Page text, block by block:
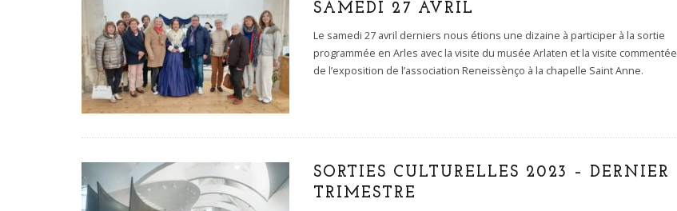
SAMEDI 27 AVRIL
Le samedi 27 avril derniers nous étions une dizaine à participer à la sortie
programmée en Arles avec la visite du musée Arlaten et la visite commentée
de l’exposition de l’association Reneissènço à la chapelle Saint Anne.
SORTIES CULTURELLES 2023 – DERNIER
TRIMESTRE